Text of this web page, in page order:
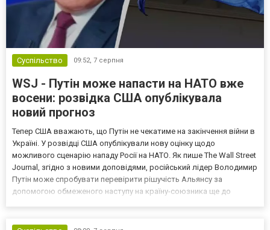
Суспільство 09:52, 7 серпня
WSJ - Путін може напасти на НАТО вже
восени: розвідка США опублікувала
новий прогноз
Тепер США вважають, що Путін не чекатиме на закінчення війни в
Україні. У розвідці США опублікували нову оцінку щодо
можливого сценарію нападу Росії на НАТО. Як пише The Wall Street
Journal, згідно з новими доповідями, російський лідер Володимир
Путін може спробувати перевірити рішучість Альянсу за
допомогою обмеженого наступу на країну-союзника ще до